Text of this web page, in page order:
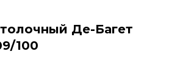
Де-Багет
100